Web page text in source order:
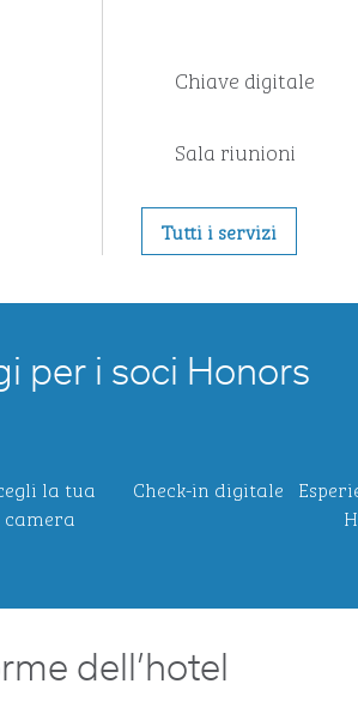
Chiave digitale
Sala riunioni
Tutti i servizi
per i soci Honors
la tua
camera
Check-in digitale
dell’hotel